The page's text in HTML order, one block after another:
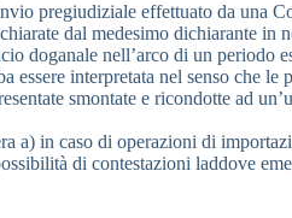
pregiudiziale effettuato da una
dal medesimo dichiarante in
doganale nell’arco di un periodo
interpretata nel senso che
smontate e ricondotte ad
in caso di operazioni di
di contestazioni laddove